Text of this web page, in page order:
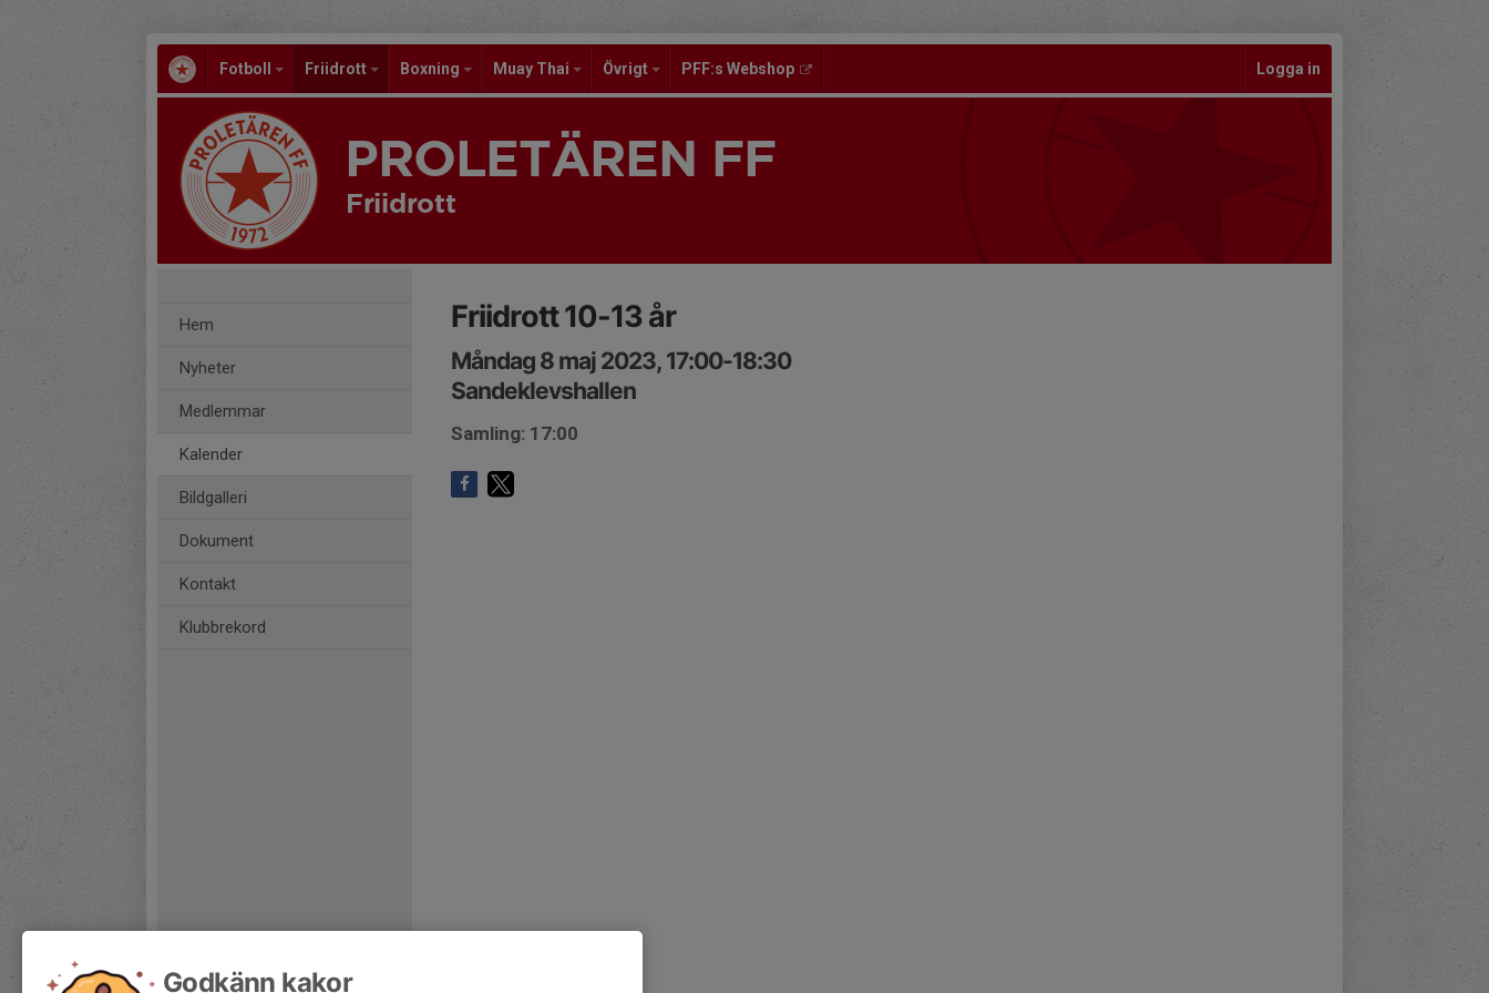
Fotboll Friidrott Boxning Muay Thai Övrigt PFF:s Webshop Logga in
PROLETÄREN FF
Friidrott
Hem
Nyheter
Medlemmar
Kalender
Bildgalleri
Dokument
Kontakt
Klubbrekord
Friidrott 10-13 år
Måndag 8 maj 2023, 17:00-18:30
Sandeklevshallen
Samling: 17:00
Godkänn kakor